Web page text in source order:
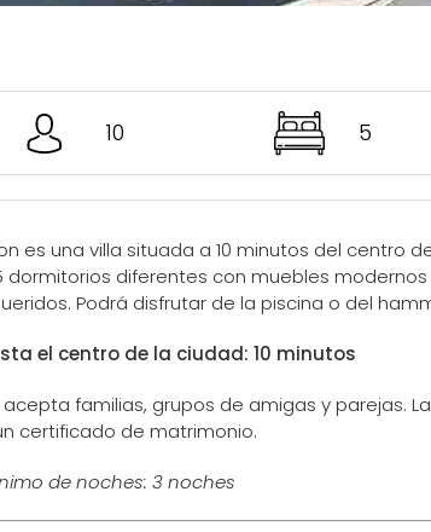
10 5
es una villa situada a 10 minutos del centro
dormitorios diferentes con muebles
Podrá disfrutar de la piscina o del
el centro de la ciudad: 10 minutos
acepta familias, grupos de amigas y parejas.
certificado de matrimonio.
de noches: 3 noches